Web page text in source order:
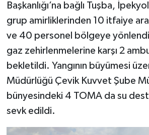
Başkanlığı’na bağlı Tuşba,
grup amirliklerinden 10 itfaiye
ve 40 personel bölgeye
gaz zehirlenmelerine karşı 2
bekletildi. Yangının büyümesi
Müdürlüğü Çevik Kuvvet Şube
bünyesindeki 4 TOMA da su
sevk edildi.